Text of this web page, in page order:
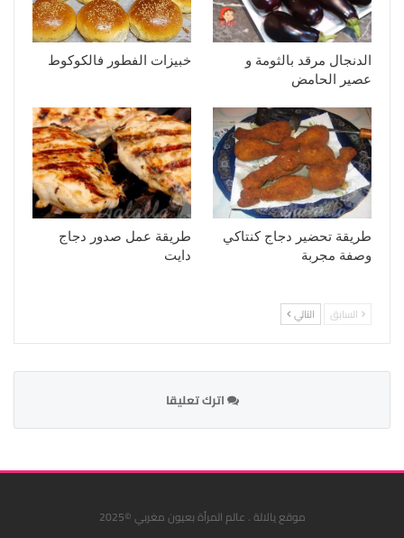
الدنجال مرقد بالثومة و
عصير الحامض
خبيزات الفطور فالكوكوط
طريقة تحضير دجاج كنتاكي
وصفة مجربة
طريقة عمل صدور دجاج
دايت
السابق التالي
اترك تعليقا
موقع يالالة . عالم المرأة بعيون مغربي ©2025